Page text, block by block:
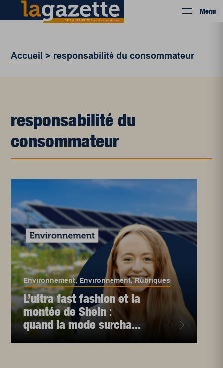
Menu
Accueil > responsabilité du consommateur
responsabilité du
consommateur
Environnement, Environnement,Rubriques
L’ultra fast fashion et la
montée de Shein :
quand la mode surcha...